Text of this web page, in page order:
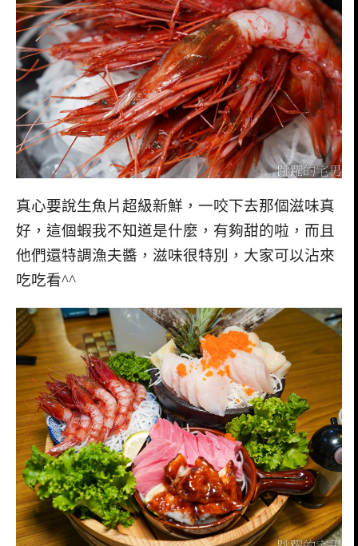
真心要說生魚片超級新鮮，一咬下去那個滋味真
好，這個蝦我不知道是什麼，有夠甜的啦，而且
他們還特調漁夫醬，滋味很特別，大家可以沾來
吃吃看^^